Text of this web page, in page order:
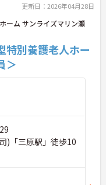
更新日：2026年04月28日
ーム サンライズマリン瀬
特別養護老人ホー
＞
)「三原駅」徒歩10